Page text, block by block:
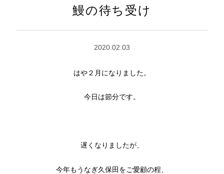
鰻の待ち受け
2020.02.03
はや２月になりました。
今日は節分です。
遅くなりましたが、
今年もうなぎ久保田をご愛顧の程、